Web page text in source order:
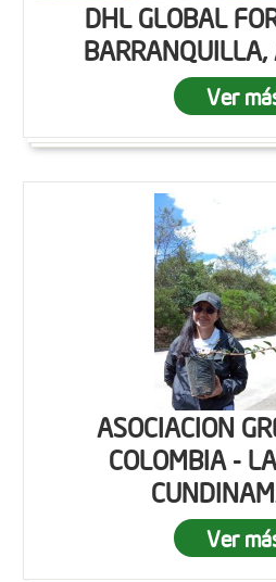
DHL GLOBAL
Ver
ASOCIACION
COLOMBIA -
Ver